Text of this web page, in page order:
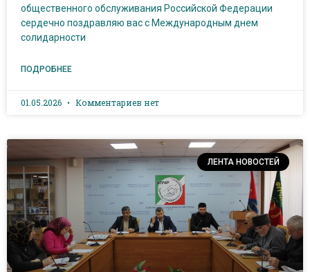
общественного обслуживания Российской Федерации
сердечно поздравляю вас с Международным днем
солидарности
ПОДРОБНЕЕ
01.05.2026 Комментариев нет
ЛЕНТА НОВОСТЕЙ